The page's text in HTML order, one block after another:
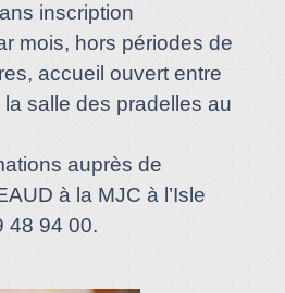
inscription
mois, hors périodes de
accueil ouvert entre
salle des pradelles au
auprès de
à la MJC à l’Isle
48 94 00.